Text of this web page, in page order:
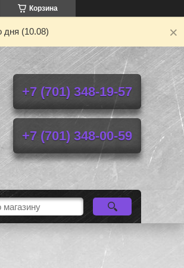
Корзина
дня (10.08)
+7 (701) 348-19-57
+7 (701) 348-00-59